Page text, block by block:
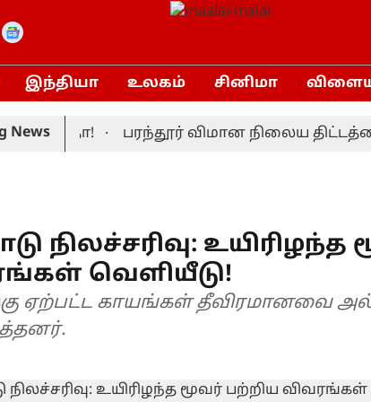
இந்தியா உலகம் சினிமா
News பரந்தூர் விமான நிலைய திட்டத்தை
நிலச்சரிவு: உயிரிழந்த
வெளியீடு!
ஏற்பட்ட காயங்கள் தீவிரமானவை